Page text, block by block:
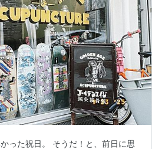
った祝日。 そうだ！と、前日に思